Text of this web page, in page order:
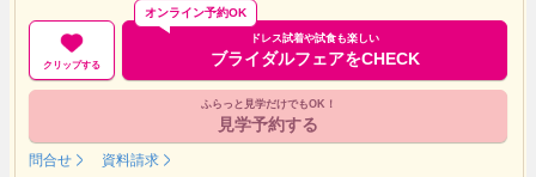
クリップする
ドレス試着や試食も楽しい
ブライダルフェアをCHECK
オンライン予約OK
ふらっと見学だけでもOK！
見学予約する
問合せ 資料請求